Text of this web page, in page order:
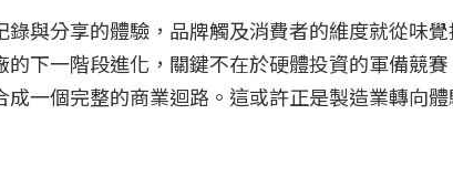
與分享的體驗，品牌觸及消費者的維度就從味
下一階段進化，關鍵不在於硬體投資的軍備競
一個完整的商業迴路。這或許正是製造業轉向